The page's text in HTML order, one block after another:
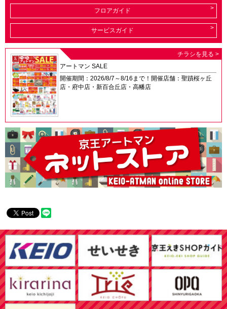
フロアガイド
サービスガイド
チラシを見る >
アートマン SALE
開催期間：2026/8/7～8/16まで！開催店舗：聖蹟桜ヶ丘
店・府中店・新百合丘店・高幡店